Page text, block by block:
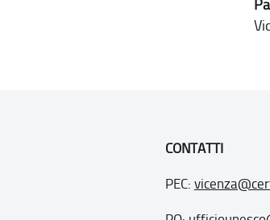
CONTATTI
PEC: